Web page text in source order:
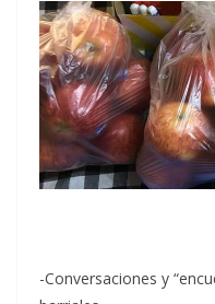
-Conversaciones y